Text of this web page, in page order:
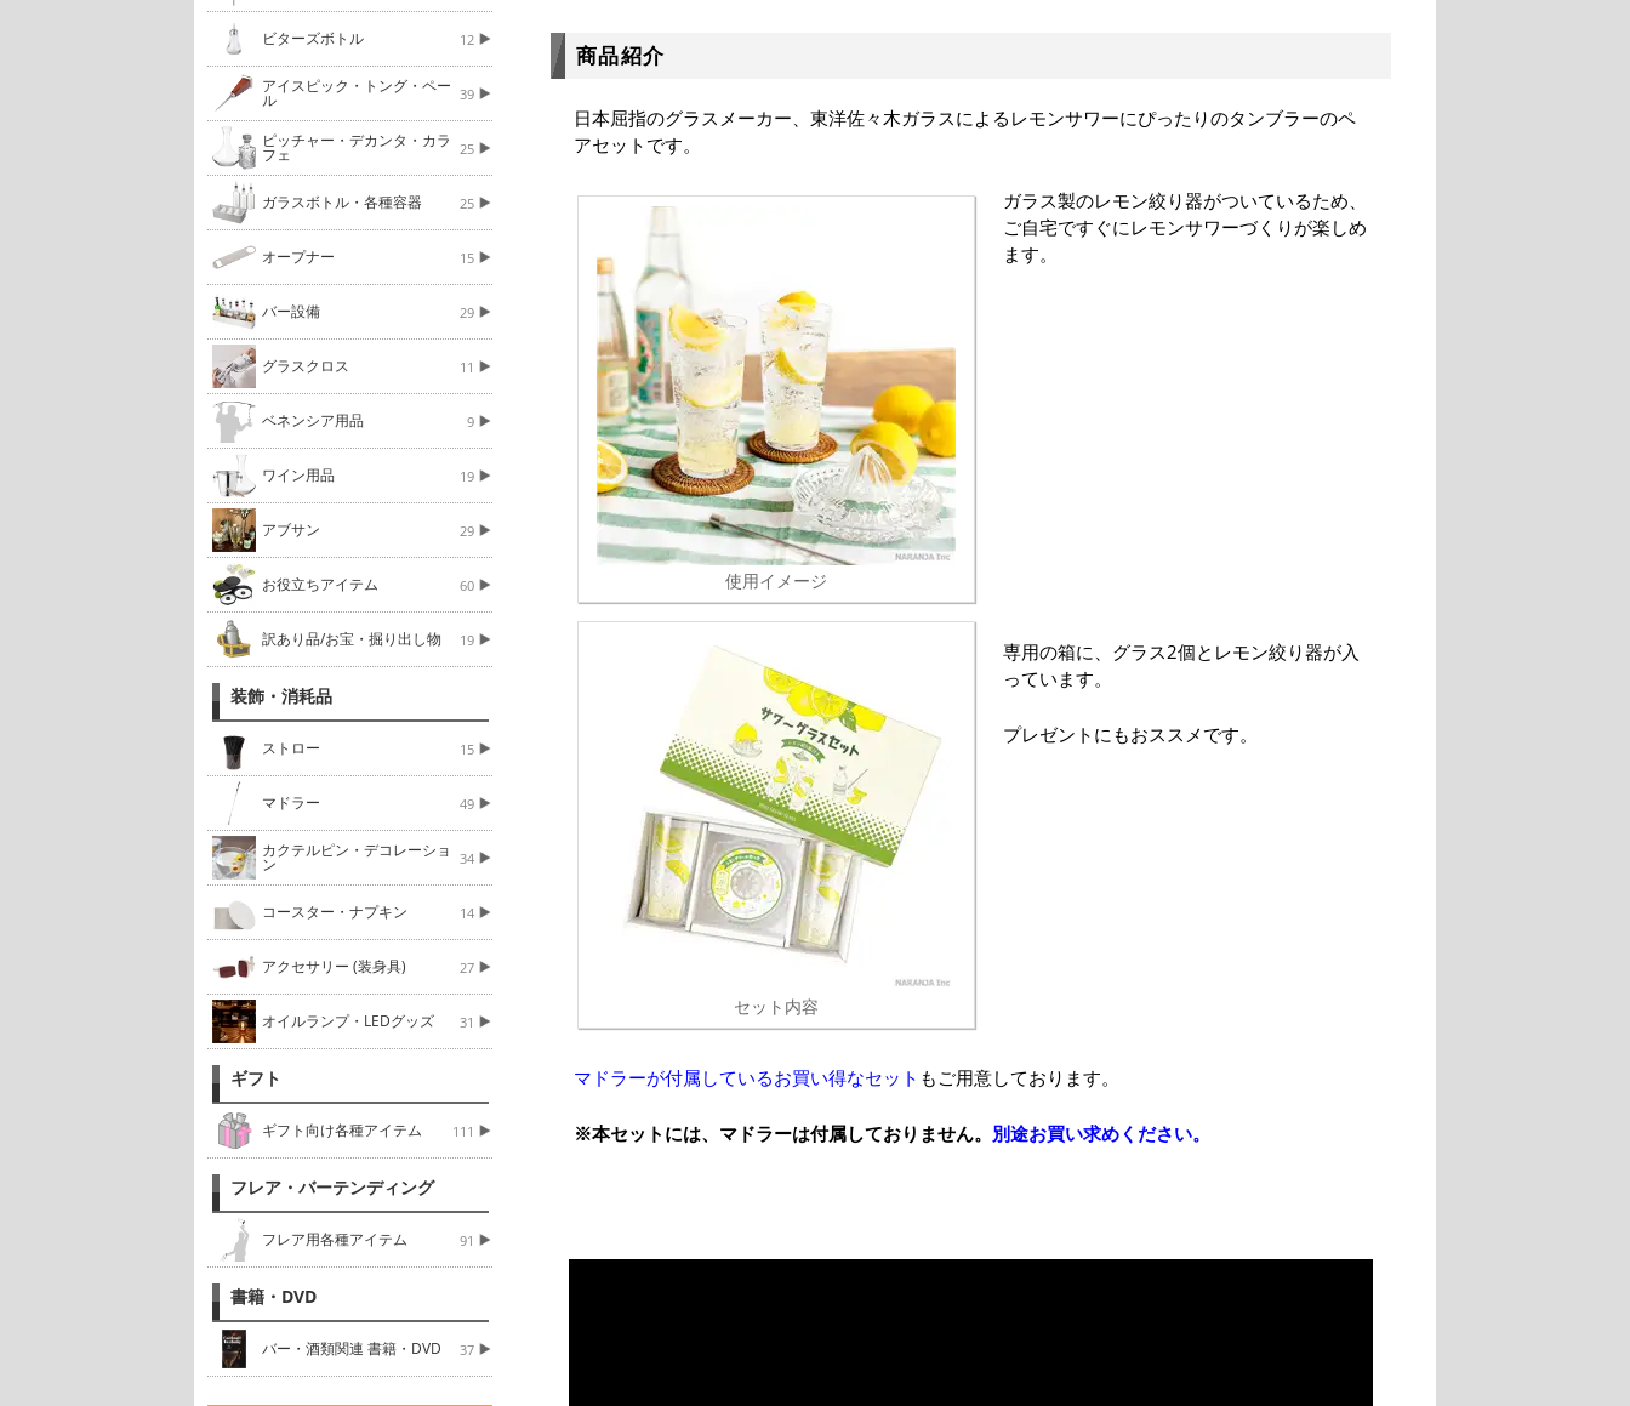
ビターズボトル 12
アイスピック・トング・ペー
ル 39
ピッチャー・デカンタ・カラ
フェ 25
ガラスボトル・各種容器 25
オープナー 15
バー設備 29
グラスクロス 11
ベネンシア用品 9
ワイン用品 19
アブサン 29
お役立ちアイテム 60
訳あり品/お宝・掘り出し物 19
装飾・消耗品
ストロー 15
マドラー 49
カクテルピン・デコレーショ
ン 34
コースター・ナプキン 14
アクセサリー (装身具) 27
オイルランプ・LEDグッズ 31
ギフト
ギフト向け各種アイテム 111
フレア・バーテンディング
フレア用各種アイテム 91
書籍・DVD
バー・酒類関連 書籍・DVD 37
商品紹介
日本屈指のグラスメーカー、東洋佐々木ガラスによるレモンサワーにぴったりのタンブラーのペ
アセットです。
使用イメージ
ガラス製のレモン絞り器がついているため、
ご自宅ですぐにレモンサワーづくりが楽しめ
ます。
セット内容
専用の箱に、グラス2個とレモン絞り器が入
っています。
プレゼントにもおススメです。
マドラーが付属しているお買い得なセット もご用意しております。
※本セットには、マドラーは付属しておりません。 別途お買い求めください。